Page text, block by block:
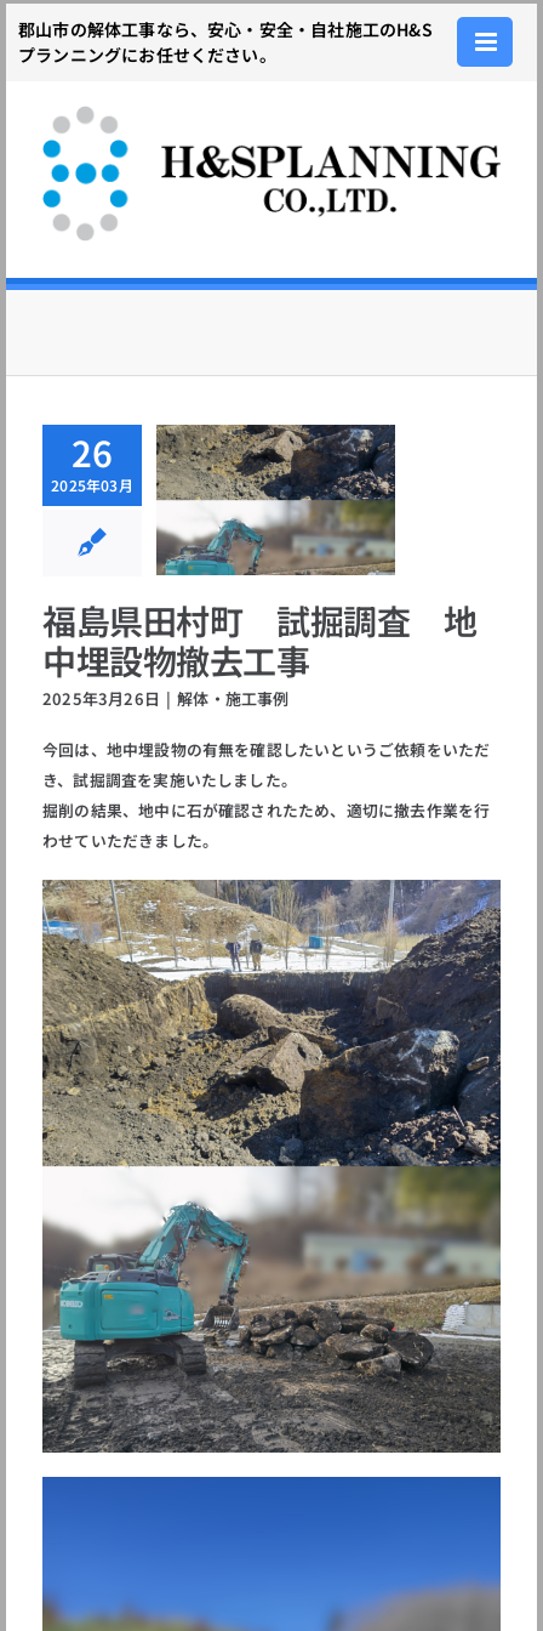
Skip
to
郡山市の解体工事なら、安心・安全・自社施工のH&S
プランニングにお任せください。
26
2025年03月
県田村町
査 地中
撤去工事
福島県田村町 試掘調査 地
中埋設物撤去工事
2025年3月26日 | 解体・施工事例
今回は、地中埋設物の有無を確認したいというご依頼をいただ
き、試掘調査を実施いたしました。
掘削の結果、地中に石が確認されたため、適切に撤去作業を行
わせていただきました。